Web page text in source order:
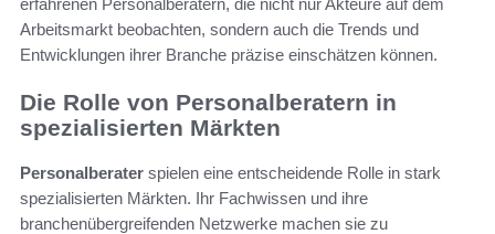
erfahrenen Personalberatern, die nicht nur Akteure auf dem
Arbeitsmarkt beobachten, sondern auch die Trends und
Entwicklungen ihrer Branche präzise einschätzen können.
Die Rolle von Personalberatern in
spezialisierten Märkten
Personalberater spielen eine entscheidende Rolle in stark
spezialisierten Märkten. Ihr Fachwissen und ihre
branchenübergreifenden Netzwerke machen sie zu